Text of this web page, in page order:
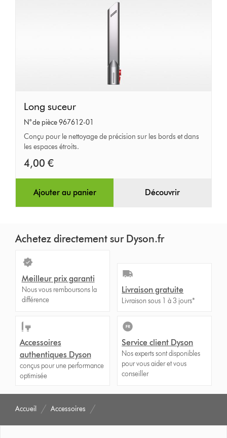
Long
suceur
Long suceur
N° de pièce 967612-01
Conçu pour le nettoyage de précision sur les bords et dans
les espaces étroits.
4,00 €
Ajouter au panier Découvrir
Achetez directement sur Dyson.fr
Meilleur prix garanti
Nous vous remboursons la
différence
Livraison gratuite
Livraison sous 1 à 3 jours*
Accessoires
authentiques Dyson
conçus pour une performance
optimisée
Service client Dyson
Nos experts sont disponibles
pour vous aider et vous
conseiller
Accueil Accessoires